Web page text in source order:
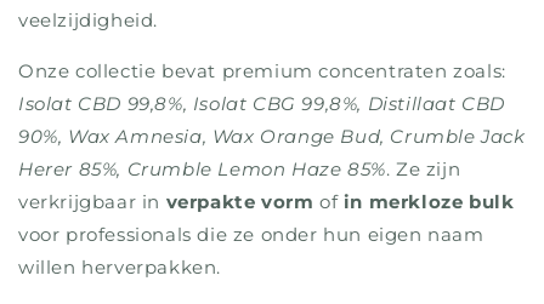
veelzijdigheid.
Onze collectie bevat premium concentraten zoals:
Isolat CBD 99,8%, Isolat CBG 99,8%, Distillaat CBD
90%, Wax Amnesia, Wax Orange Bud, Crumble Jack
Herer 85%, Crumble Lemon Haze 85%. Ze zijn
verkrijgbaar in verpakte vorm of in merkloze bulk
voor professionals die ze onder hun eigen naam
willen herverpakken.